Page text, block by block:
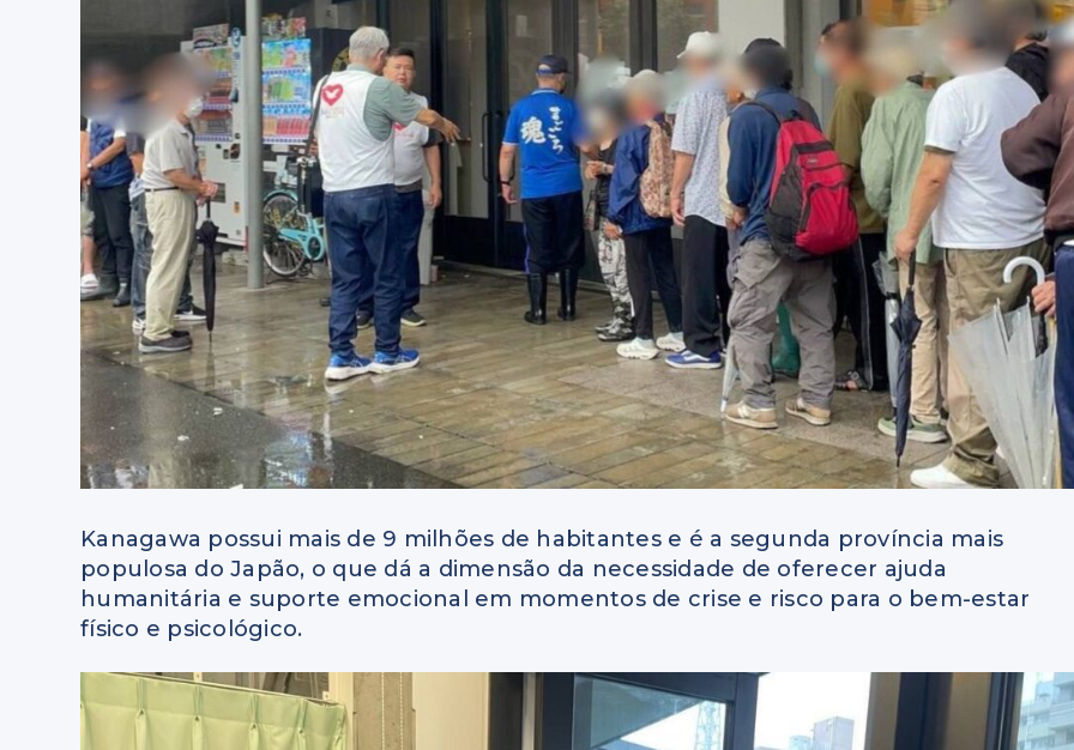
Kanagawa possui mais de 9 milhões de habitantes e é a segunda província mais
populosa do Japão, o que dá a dimensão da necessidade de oferecer ajuda
humanitária e suporte emocional em momentos de crise e risco para o bem-estar
físico e psicológico.